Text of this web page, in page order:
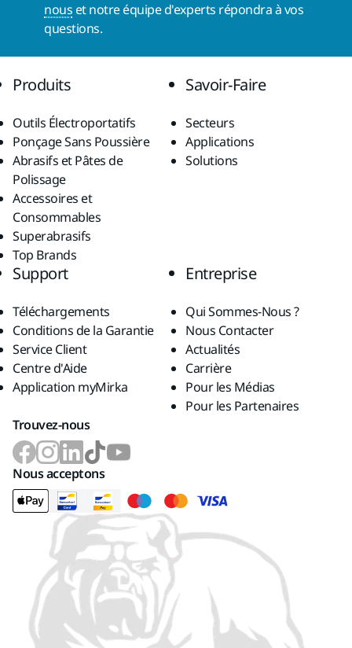
nous et notre équipe d'experts répondra à vos
questions.
Produits
Outils Électroportatifs
Ponçage Sans Poussière
Abrasifs et Pâtes de
Polissage
Accessoires et
Consommables
Superabrasifs
Top Brands
Savoir-Faire
Secteurs
Applications
Solutions
Support
Téléchargements
Conditions de la Garantie
Service Client
Centre d'Aide
Application myMirka
Entreprise
Qui Sommes-Nous ?
Nous Contacter
Actualités
Carrière
Pour les Médias
Pour les Partenaires
Trouvez-nous
Nous acceptons